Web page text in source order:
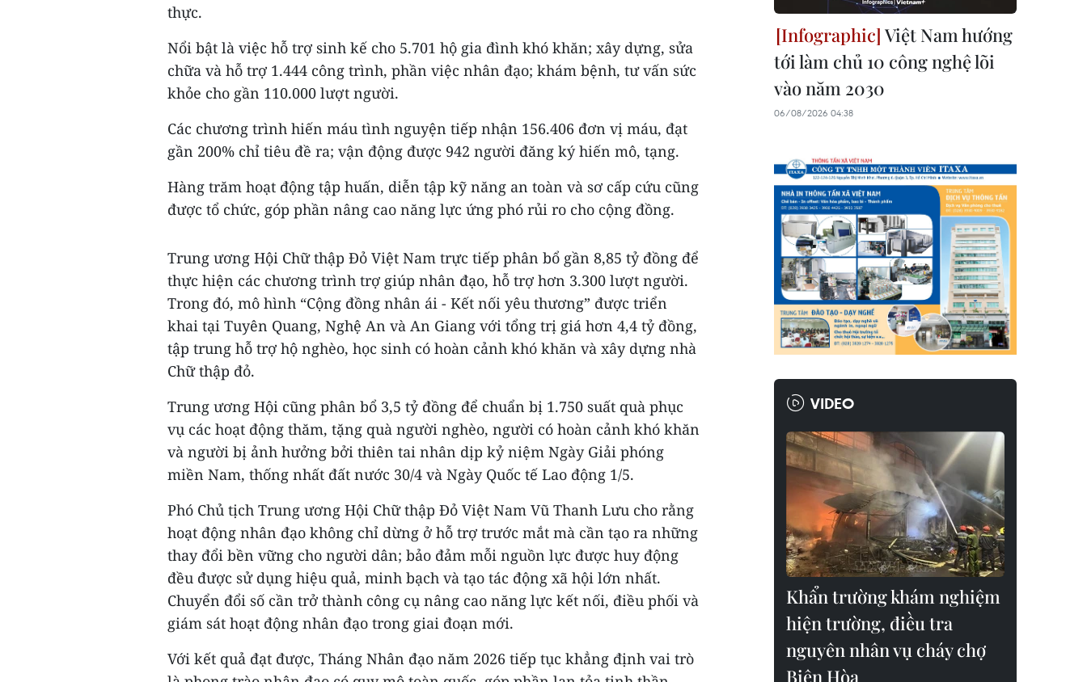
thực.
Nổi bật là việc hỗ trợ sinh kế cho 5.701 hộ gia đình khó khăn; xây dựng, sửa
chữa và hỗ trợ 1.444 công trình, phần việc nhân đạo; khám bệnh, tư vấn sức
khỏe cho gần 110.000 lượt người.
Các chương trình hiến máu tình nguyện tiếp nhận 156.406 đơn vị máu, đạt
gần 200% chỉ tiêu đề ra; vận động được 942 người đăng ký hiến mô, tạng.
Hàng trăm hoạt động tập huấn, diễn tập kỹ năng an toàn và sơ cấp cứu cũng
được tổ chức, góp phần nâng cao năng lực ứng phó rủi ro cho cộng đồng.
Trung ương Hội Chữ thập Đỏ Việt Nam trực tiếp phân bổ gần 8,85 tỷ đồng để
thực hiện các chương trình trợ giúp nhân đạo, hỗ trợ hơn 3.300 lượt người.
Trong đó, mô hình “Cộng đồng nhân ái - Kết nối yêu thương” được triển
khai tại Tuyên Quang, Nghệ An và An Giang với tổng trị giá hơn 4,4 tỷ đồng,
tập trung hỗ trợ hộ nghèo, học sinh có hoàn cảnh khó khăn và xây dựng nhà
Chữ thập đỏ.
Trung ương Hội cũng phân bổ 3,5 tỷ đồng để chuẩn bị 1.750 suất quà phục
vụ các hoạt động thăm, tặng quà người nghèo, người có hoàn cảnh khó khăn
và người bị ảnh hưởng bởi thiên tai nhân dịp kỷ niệm Ngày Giải phóng
miền Nam, thống nhất đất nước 30/4 và Ngày Quốc tế Lao động 1/5.
Phó Chủ tịch Trung ương Hội Chữ thập Đỏ Việt Nam Vũ Thanh Lưu cho rằng
hoạt động nhân đạo không chỉ dừng ở hỗ trợ trước mắt mà cần tạo ra những
thay đổi bền vững cho người dân; bảo đảm mỗi nguồn lực được huy động
đều được sử dụng hiệu quả, minh bạch và tạo tác động xã hội lớn nhất.
Chuyển đổi số cần trở thành công cụ nâng cao năng lực kết nối, điều phối và
giám sát hoạt động nhân đạo trong giai đoạn mới.
Với kết quả đạt được, Tháng Nhân đạo năm 2026 tiếp tục khẳng định vai trò
Việt Nam hướng
tới làm chủ 10 công nghệ lõi
vào năm 2030
06/08/2026 04:38
VIDEO
Khẩn trường khám nghiệm
hiện trường, điều tra
nguyên nhân vụ cháy chợ
Biên Hòa